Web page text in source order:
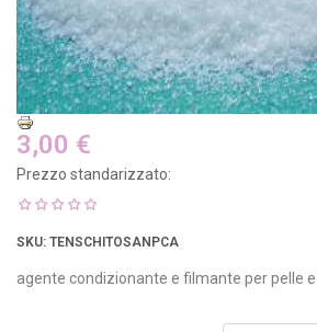
3,00 €
Prezzo standarizzato:
SKU: TENSCHITOSANPCA
agente condizionante e filmante per pelle